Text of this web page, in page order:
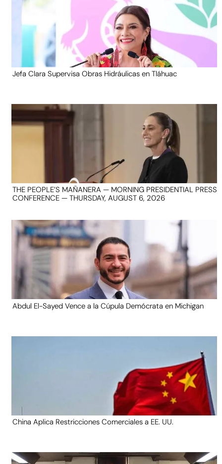
Jefa Clara Supervisa Obras Hidráulicas en Tláhuac
THE PEOPLE’S MAÑANERA — MORNING PRESIDENTIAL PRESS
CONFERENCE — THURSDAY, AUGUST 6, 2026
Abdul El-Sayed Vence a la Cúpula Demócrata en Michigan
China Aplica Restricciones Comerciales a EE. UU.